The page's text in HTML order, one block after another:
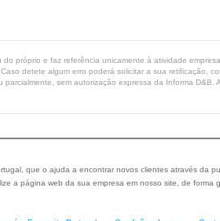
próprio e faz referência unicamente à atividade
detete algum erro poderá solicitar a sua retificação,
sem autorização expressa da Informa D&B.
que o ajuda a encontrar novos clientes através da
a página web da sua empresa em nosso site, de forma